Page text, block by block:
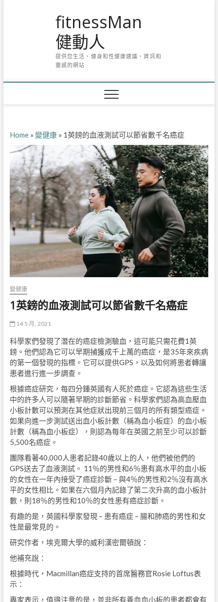
fitnessMan
健動人
提供您生活、健身和性健康建議、資訊和
靈感的網站
Home» 變健康» 1英鎊的血液測試可以節省數千名癌症
變健康
1英鎊的血液測試可以節省數千名癌症
14 5 月, 2021
科學家們發現了潛在的癌症檢測驗血，這可能只需花費1英
鎊。他們認為它可以早期捕獲成千上萬的癌症，是35年來疾病
的第一個發現的指標。它可以提供GPS，以及如何將患者轉讓
患者進行進一步調查。
根據癌症研究，每四分鍾英國有人死於癌症。它認為這些生活
中的許多人可以隨著早期的診斷節省。科學家們認為高血壓血
小板計數可以預測在其他症狀出現前三個月的所有類型癌症。
如果向進一步測試送出血小板計數（稱為血小板症）的血小板
計數（稱為血小板症），則認為每年在英國之前至少可以診斷
5,500名癌症。
團隊看著40,000人患者記錄40歲以上的人，他們被他們的
GPS送去了血液測試。 11％的男性和6％患有高水平的血小板
的女性在一年內接受了癌症診斷 – 與4％的男性和2％沒有高水
平的女性相比。如果在六個月內記錄了第二次升高的血小板計
數，則18％的男性和10％的女性患有癌症診斷。
有趣的是，英國科學家發現 – 患有癌症 – 腸和肺癌的男性和女
性是最常見的。
研究作者，埃克爾大學的威利漢密爾頓說：
他補充說：
根據時代，Macmillan癌症支持的首席醫務官Rosie Loftus表
示：
專家表示，值得注意的是，並非所有養血血小板的患者都會有